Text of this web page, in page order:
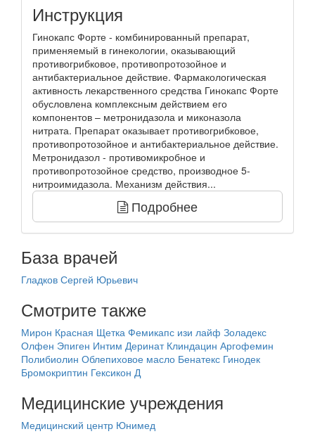
Инструкция
Гинокапс Форте - комбинированный препарат,
применяемый в гинекологии, оказывающий
противогрибковое, противопротозойное и
антибактериальное действие. Фармакологическая
активность лекарственного средства Гинокапс Форте
обусловлена комплексным действием его
компонентов – метронидазола и миконазола
нитрата. Препарат оказывает противогрибковое,
противопротозойное и антибактериальное действие.
Метронидазол - противомикробное и
противопротозойное средство, производное 5-
нитроимидазола. Механизм действия...
Подробнее
База врачей
Гладков Сергей Юрьевич
Смотрите также
Мирон Красная Щетка Фемикапс изи лайф Золадекс
Олфен Эпиген Интим Деринат Клиндацин Аргофемин
Полибиолин Облепиховое масло Бенатекс Гинодек
Бромокриптин Гексикон Д
Медицинские учреждения
Медицинский центр Юнимед